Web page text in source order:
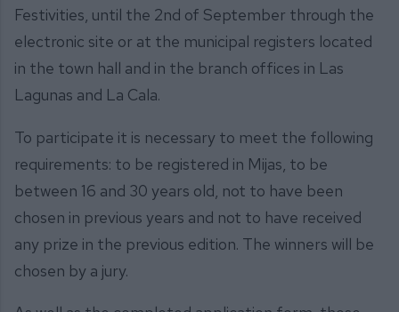
Festivities, until the 2nd of September through the
electronic site or at the municipal registers located
in the town hall and in the branch offices in Las
Lagunas and La Cala.
To participate it is necessary to meet the following
requirements: to be registered in Mijas, to be
between 16 and 30 years old, not to have been
chosen in previous years and not to have received
any prize in the previous edition. The winners will be
chosen by a jury.